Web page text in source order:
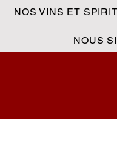
NOS VINS ET
NOUS